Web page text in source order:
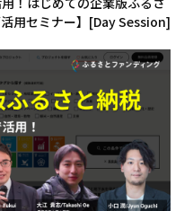
用セミナー】[Day Session]